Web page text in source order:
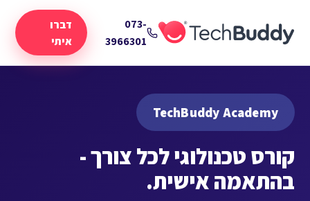
073-
3966301
דברו
איתי
TechBuddy Academy
קורס טכנולוגי לכל צורך -
בהתאמה אישית.